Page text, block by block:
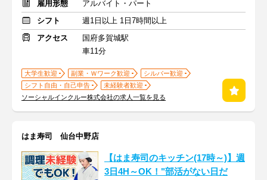
雇用形態
アルバイト・パート
シフト
週1日以上 1日7時間以上
アクセス
国府多賀城駅
車11分
大学生歓迎 副業・Ｗワーク歓迎
シルバー歓迎
シフト自由・自己申告
未経験者歓迎
ソーシャルインクルー株式会社の求人一覧を見る
はま寿司 仙台中野店
【はま寿司のキッチン(17時～)】週
3日4H～OK！"部活がない日だ